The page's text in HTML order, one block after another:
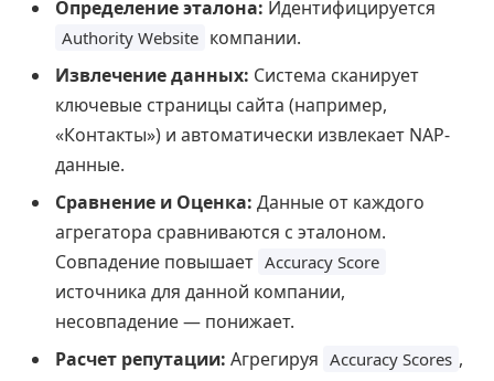
Определение эталона: Идентифицируется
Authority Website компании.
Извлечение данных: Система сканирует
ключевые страницы сайта (например,
«Контакты») и автоматически извлекает NAP-
данные.
Сравнение и Оценка: Данные от каждого
агрегатора сравниваются с эталоном.
Совпадение повышает Accuracy Score
источника для данной компании,
несовпадение — понижает.
Расчет репутации: Агрегируя Accuracy Scores ,